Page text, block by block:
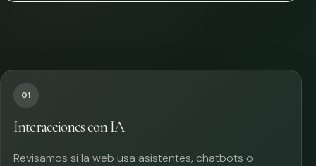
01
Interacciones con IA
Revisamos si la web usa asistentes, chatbots o